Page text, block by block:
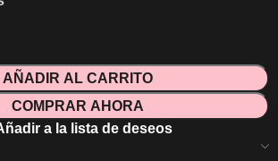
AÑADIR AL CARRITO
COMPRAR AHORA
a la lista de deseos